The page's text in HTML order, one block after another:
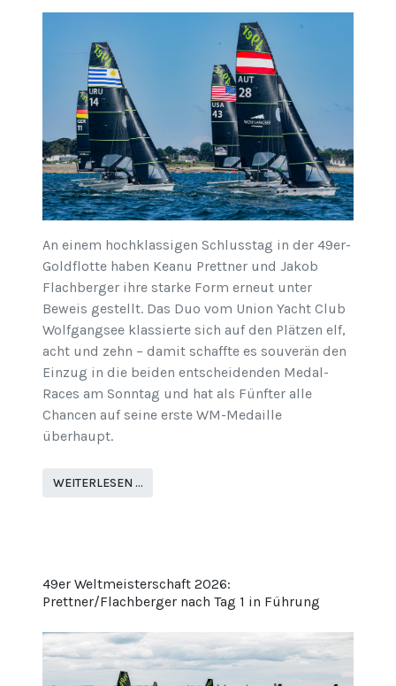
An einem hochklassigen Schlusstag in der 49er-
Goldflotte haben Keanu Prettner und Jakob
Flachberger ihre starke Form erneut unter
Beweis gestellt. Das Duo vom Union Yacht Club
Wolfgangsee klassierte sich auf den Plätzen elf,
acht und zehn – damit schaffte es souverän den
Einzug in die beiden entscheidenden Medal-
Races am Sonntag und hat als Fünfter alle
Chancen auf seine erste WM-Medaille
überhaupt.
WEITERLESEN …
49er Weltmeisterschaft 2026:
Prettner/Flachberger nach Tag 1 in Führung